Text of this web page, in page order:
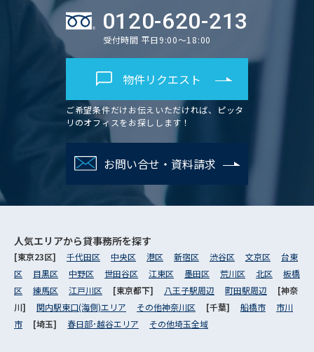
0120-620-213
受付時間 平日9:00～18:00
物件リクエスト
ご希望条件だけお伝えいただければ、ピッタ
リのオフィスをお探しします！
お問い合せ・資料請求
人気エリアから貸事務所を探す
[東京23区] 千代田区 中央区 港区 新宿区 渋谷区 文京区
台東
区
目黒区 中野区 世田谷区 江東区 墨田区 荒川区 北区
板橋
区
練馬区 江戸川区 [東京都下] 八王子駅周辺 町田駅周辺
[神奈
川] 関内駅東口(海側)エリア その他神奈川区 [千葉] 船橋市
市川
市
[埼玉] 春日部･越谷エリア その他埼玉全域